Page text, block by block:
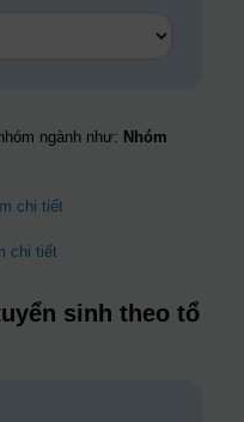
ngành như: Nhóm
chi tiết
chi tiết
sinh theo tổ